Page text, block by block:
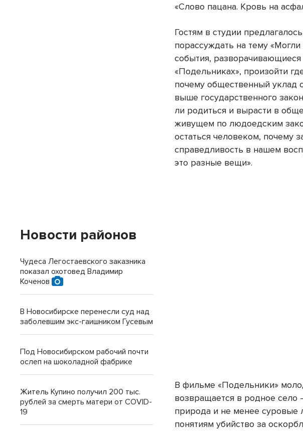
«Слово пацана. Кровь на
Гостям в студии предлагалось
порассуждать на тему «Могли
события, разворачивающиеся
«Подельниках», произойти
почему общественный уклад
выше государственного
ли родиться и вырасти в
живущем по людоедским
остаться человеком, почему
справедливость в нашем
это разные вещи».
В фильме «Подельники»
возвращается в родное село
природа и не менее суровые
понятиям убийство за
Новости районов
Чудеса Легостаевского заказника
показал охотовед Владимир
Коченов
В Новосибирске перенесли суд над
заболевшим экс-гаишником Гусевым
Под Новосибирском рабочий почти
ослеп на шоколадной фабрике
Житель Купино получил 200 тыс.
рублей за смерть матери от COVID-
19